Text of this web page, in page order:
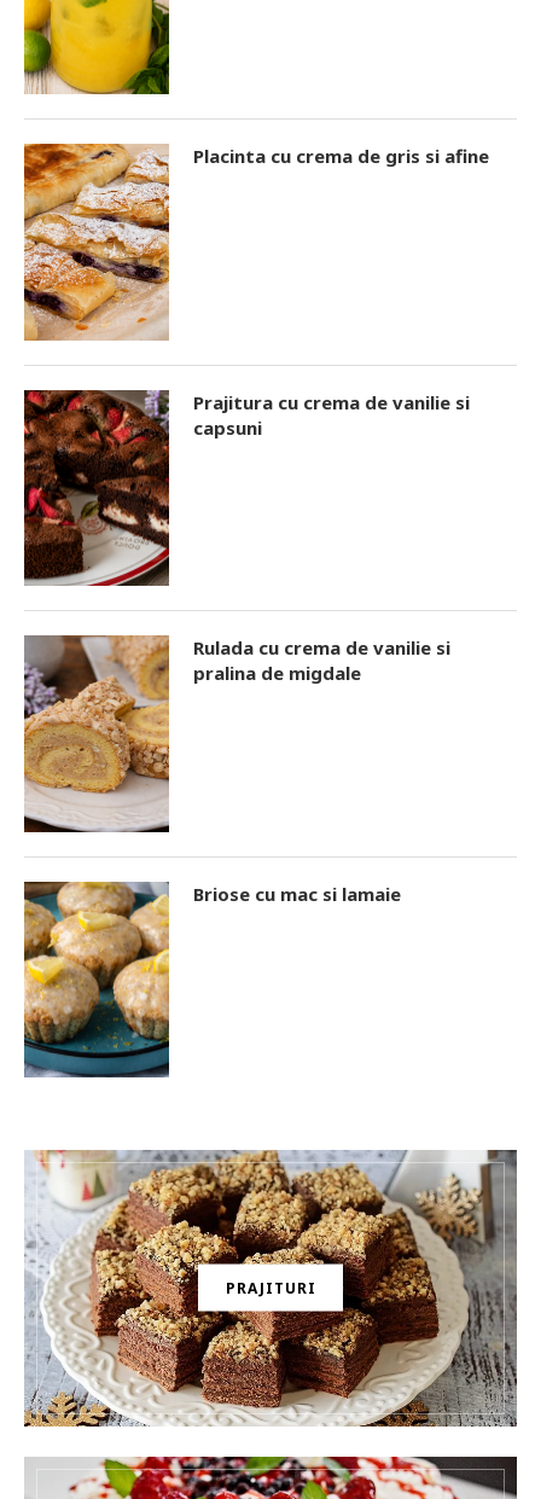
Placinta cu crema de gris si afine
Prajitura cu crema de vanilie si
capsuni
Rulada cu crema de vanilie si
pralina de migdale
Briose cu mac si lamaie
PRAJITURI